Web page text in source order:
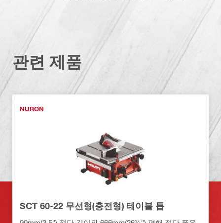
관련 제품
NURON
SCT 60-22 무선형(충전형) 테이블 톱